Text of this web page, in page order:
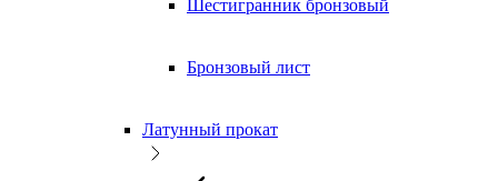
Шестигранник бронзовый
Бронзовый лист
Латунный прокат